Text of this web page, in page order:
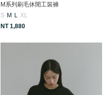
M系列刷毛休閒工裝褲
S M L
XL
NT 1,880